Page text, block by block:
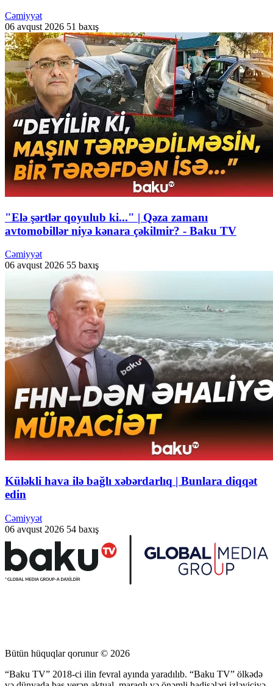
Cəmiyyət
06 avqust 2026 51 baxış
"Elə şərtlər qoyulub ki..." | Qəza zamanı
avtomobillər niyə kənara çəkilmir? - Baku TV
Cəmiyyət
06 avqust 2026 55 baxış
Küləkli hava ilə bağlı xəbərdarlıq | Bunlara diqqət
edin
Cəmiyyət
06 avqust 2026 54 baxış
Bütün hüquqlar qorunur © 2026
“Baku TV” 2018-ci ilin fevral ayında yaradılıb. “Baku TV” ölkədə